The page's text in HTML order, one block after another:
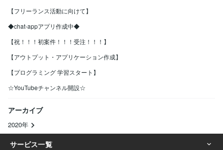
【フリーランス活動に向けて】
◆chat-appアプリ作成中◆
【祝！！！初案件！！！受注！！！】
【アウトプット・アプリケーション作成】
【プログラミング 学習スタート】
☆YouTubeチャンネル開設☆
アーカイブ
2020年